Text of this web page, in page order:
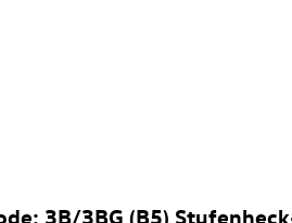
3B/3BG (B5)